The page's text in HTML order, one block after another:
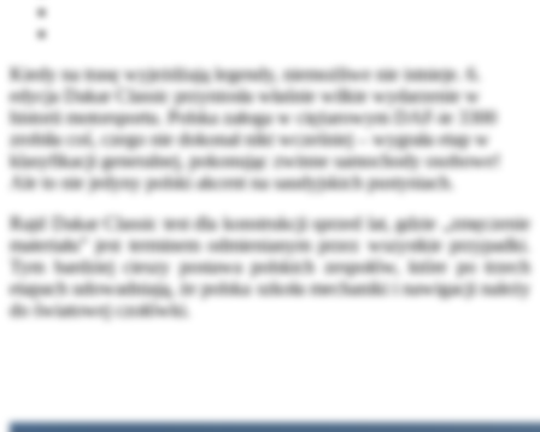
Kiedy na trasę wyjeżdżają legendy, niemożliwe nie istnieje. 6.
edycja Dakar Classic przyniosła właśnie wilkie wydarzenie w
historii motorsportu. Polska załoga w ciężarowym DAF-ie 3300
zrobiła coś, czego nie dokonał nikt wcześniej – wygrała etap w
klasyfikacji generalnej, pokonując zwinne samochody osobowe!
Ale to nie jedyny polski akcent na saudyjskich pustyniach.
Rajd Dakar Classic test dla konstrukcji sprzed lat, gdzie „zmęczenie
materiału” jest terminem odmienianym przez wszystkie przypadki.
Tym bardziej cieszy postawa polskich zespołów, które po trzech
etapach udowadniają, że polska szkoła mechaniki i nawigacji należy
do światowej czołówki.